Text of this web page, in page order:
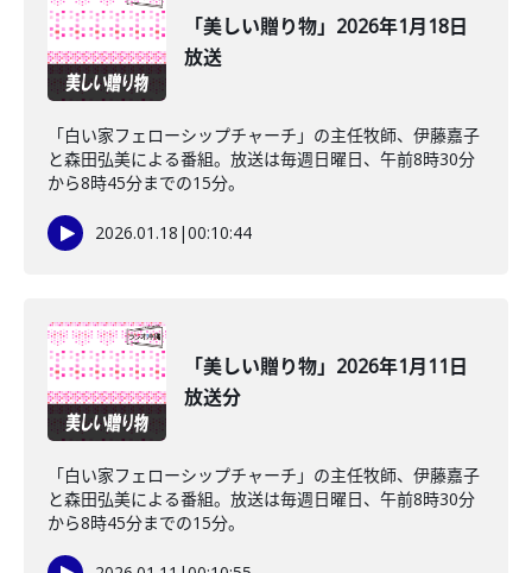
「美しい贈り物」2026年1月18日
放送
「白い家フェローシップチャーチ」の主任牧師、伊藤嘉子
と森田弘美による番組。放送は毎週日曜日、午前8時30分
から8時45分までの15分。
2026.01.18 |00:10:44
「美しい贈り物」2026年1月11日
放送分
「白い家フェローシップチャーチ」の主任牧師、伊藤嘉子
と森田弘美による番組。放送は毎週日曜日、午前8時30分
から8時45分までの15分。